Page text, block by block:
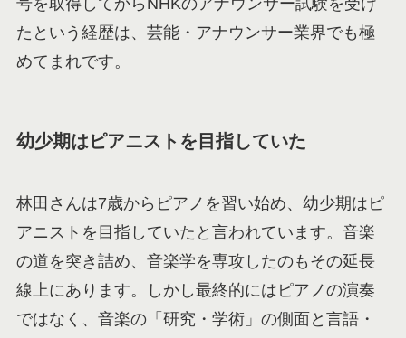
たという経歴は、芸能・アナウンサー業界でも極
めてまれです。
幼少期はピアニストを目指していた
林田さんは7歳からピアノを習い始め、幼少期はピ
アニストを目指していたと言われています。音楽
の道を突き詰め、音楽学を専攻したのもその延長
線上にあります。しかし最終的にはピアノの演奏
ではなく、音楽の「研究・学術」の側面と言語・